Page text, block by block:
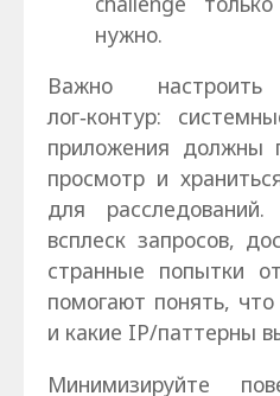
нужно.
Важно
лог‑контур:
приложения должны
просмотр и
для
всплеск запросов,
странные попытки
помогают понять,
и какие IP/паттерны
Минимизируйте